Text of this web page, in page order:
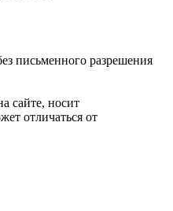
письменного разрешения
сайте, носит
отличаться от